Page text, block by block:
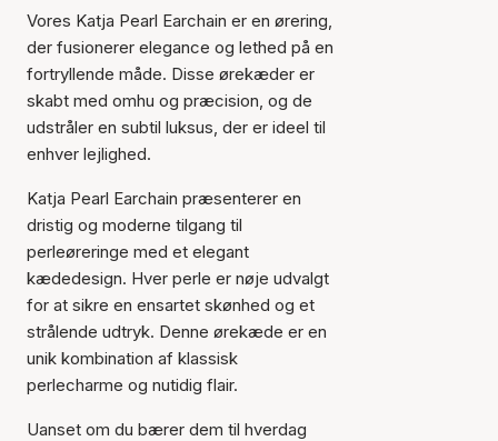
Vores Katja Pearl Earchain er en ørering,
der fusionerer elegance og lethed på en
fortryllende måde. Disse ørekæder er
skabt med omhu og præcision, og de
udstråler en subtil luksus, der er ideel til
enhver lejlighed.
Katja Pearl Earchain præsenterer en
dristig og moderne tilgang til
perleøreringe med et elegant
kædedesign. Hver perle er nøje udvalgt
for at sikre en ensartet skønhed og et
strålende udtryk. Denne ørekæde er en
unik kombination af klassisk
perlecharme og nutidig flair.
Uanset om du bærer dem til hverdag